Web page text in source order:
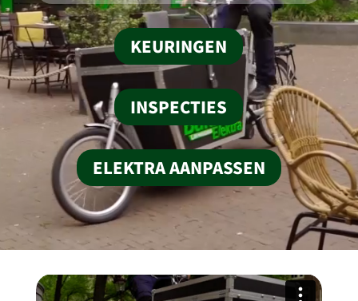
KEURINGEN
INSPECTIES
ELEKTRA AANPASSEN